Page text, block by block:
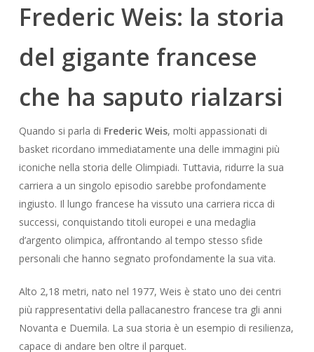
Frederic Weis: la storia
del gigante francese
che ha saputo rialzarsi
Quando si parla di Frederic Weis, molti appassionati di
basket ricordano immediatamente una delle immagini più
iconiche nella storia delle Olimpiadi. Tuttavia, ridurre la sua
carriera a un singolo episodio sarebbe profondamente
ingiusto. Il lungo francese ha vissuto una carriera ricca di
successi, conquistando titoli europei e una medaglia
d’argento olimpica, affrontando al tempo stesso sfide
personali che hanno segnato profondamente la sua vita.
Alto 2,18 metri, nato nel 1977, Weis è stato uno dei centri
più rappresentativi della pallacanestro francese tra gli anni
Novanta e Duemila. La sua storia è un esempio di resilienza,
capace di andare ben oltre il parquet.